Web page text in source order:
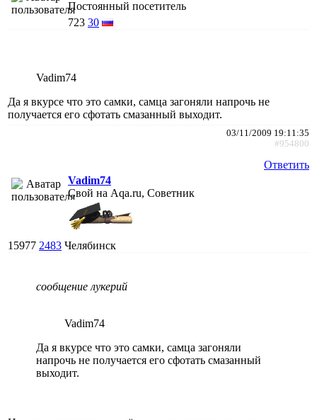
Постоянный посетитель
723 30
Vadim74
Да я вкурсе что это самки, самца загоняли напрочь не
получается его сфотать смазанный выходит.
03/11/2009 19:11:35
#954800
Ответить
Vadim74
Свой на Aqa.ru, Советник
15977 2483 Челябинск
сообщение лукерий
Vadim74
Да я вкурсе что это самки, самца загоняли
напрочь не получается его сфотать смазанный
выходит.